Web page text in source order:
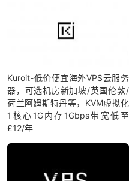
Kuroit-低价便宜海外VPS云服务
器，可选机房新加坡/英国伦敦/
荷兰阿姆斯特丹等，KVM虚拟化
1核心1G内存1Gbps带宽低至
£12/年